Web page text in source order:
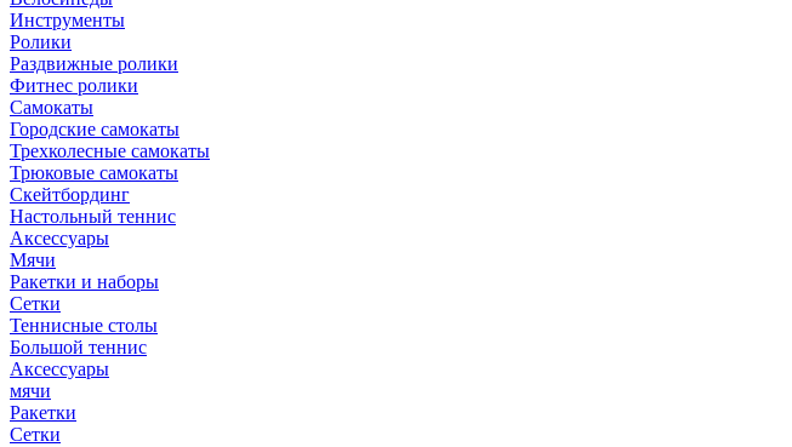
Инструменты
Ролики
Раздвижные ролики
Фитнес ролики
Самокаты
Городские самокаты
Трехколесные самокаты
Трюковые самокаты
Скейтбординг
Настольный теннис
Аксессуары
Мячи
Ракетки и наборы
Сетки
Теннисные столы
Большой теннис
Аксессуары
мячи
Ракетки
Сетки